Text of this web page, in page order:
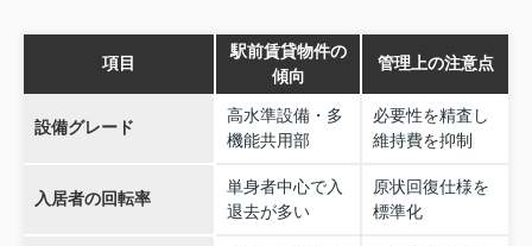
項目
駅前賃貸物件の
傾向
管理上の注意点
設備グレード
高水準設備・多
機能共用部
必要性を精査し
維持費を抑制
入居者の回転率
単身者中心で入
退去が多い
原状回復仕様を
標準化